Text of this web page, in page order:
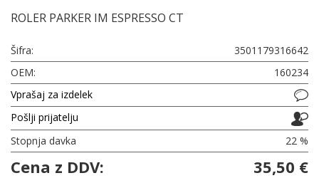
ROLER PARKER IM ESPRESSO CT
Šifra:
3501179316642
OEM:
160234
Vprašaj za izdelek
Pošlji prijatelju
Stopnja davka
22 %
Cena z DDV: 35,50 €